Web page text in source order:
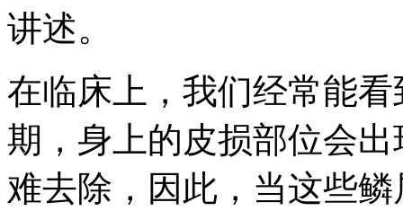
讲述。
在临床上，我们经常能
期，身上的皮损部位会
难去除，因此，当这些